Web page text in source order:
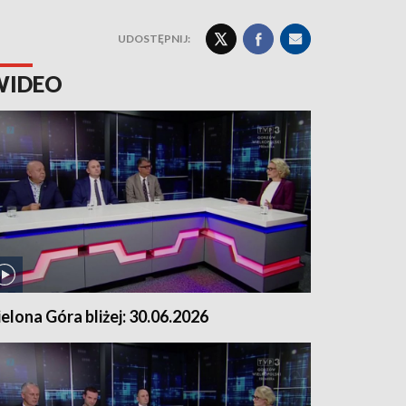
UDOSTĘPNIJ:
Góra bliżej: 30.06.2026